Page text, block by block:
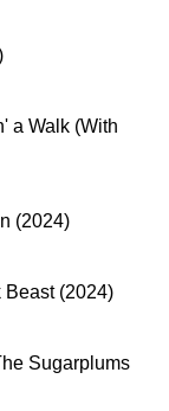
a Walk (With
(2024)
Beast (2024)
Sugarplums